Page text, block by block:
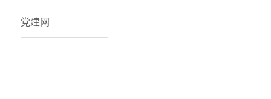
党建网